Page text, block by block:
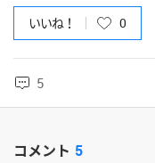
いいね！ 0
5
コメント 5